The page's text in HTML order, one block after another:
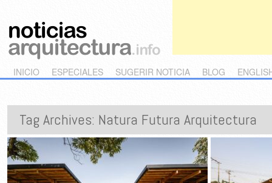
Main menu
Skip to primary content
Skip to secondary content
INICIO ESPECIALES SUGERIR NOTICIA BLOG
Tag Archives: Natura Futura Arquitectura